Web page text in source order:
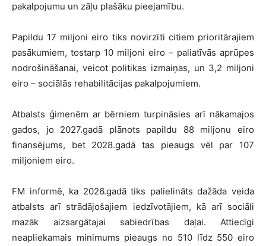
pakalpojumu un zāļu plašāku pieejamību.
Papildu 17 miljoni eiro tiks novirzīti citiem prioritārajiem
pasākumiem, tostarp 10 miljoni eiro – paliatīvās aprūpes
nodrošināšanai, veicot politikas izmaiņas, un 3,2 miljoni
eiro – sociālās rehabilitācijas pakalpojumiem.
Atbalsts ģimenēm ar bērniem turpināsies arī nākamajos
gados, jo 2027.gadā plānots papildu 88 miljonu eiro
finansējums, bet 2028.gadā tas pieaugs vēl par 107
miljoniem eiro.
FM informē, ka 2026.gadā tiks palielināts dažāda veida
atbalsts arī strādājošajiem iedzīvotājiem, kā arī sociāli
mazāk aizsargātajai sabiedrības daļai. Attiecīgi
neapliekamais minimums pieaugs no 510 līdz 550 eiro